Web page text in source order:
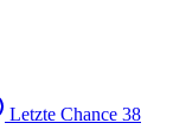
Letzte Chance 38